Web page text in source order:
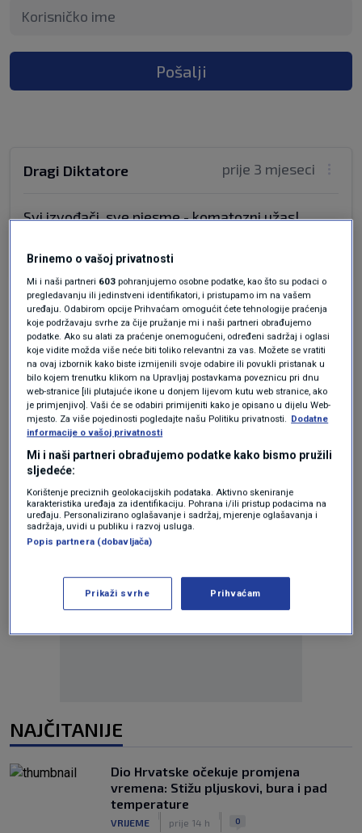
Pošalji
prije 3 mjeseci
Dragi Diktatore
Svi izvođači, sve pjesme - komatozni užas!
Oglas
NAJČITANIJE
Dio Hrvatske očekuje promjena
vremena: Stižu pljuskovi, bura i pad
temperature
VRIJEME prije 14 h 0
Brinemo o vašoj privatnosti
Mi i naši partneri 603 pohranjujemo osobne podatke, kao što su podaci o
pregledavanju ili jedinstveni identifikatori, i pristupamo im na vašem
uređaju. Odabirom opcije Prihvaćam omogućit ćete tehnologije praćenja
koje podržavaju svrhe za čije pružanje mi i naši partneri obrađujemo
podatke. Ako su alati za praćenje onemogućeni, određeni sadržaj i oglasi
koje vidite možda više neće biti toliko relevantni za vas. Možete se vratiti
na ovaj izbornik kako biste izmijenili svoje odabire ili povukli pristanak u
bilo kojem trenutku klikom na Upravljaj postavkama poveznicu pri dnu
web-stranice [ili plutajuće ikone u donjem lijevom kutu web stranice, ako
je primjenjivo]. Vaši će se odabiri primijeniti kako je opisano u dijelu Web-
mjesto. Za više pojedinosti pogledajte našu Politiku privatnosti. Dodatne
informacije o vašoj privatnosti
Mi i naši partneri obrađujemo podatke kako bismo pružili
sljedeće:
Korištenje preciznih geolokacijskih podataka. Aktivno skeniranje
karakteristika uređaja za identifikaciju. Pohrana i/ili pristup podacima na
uređaju. Personalizirano oglašavanje i sadržaj, mjerenje oglašavanja i
sadržaja, uvidi u publiku i razvoj usluga.
Popis partnera (dobavljača)
Prikaži svrhe Prihvaćam